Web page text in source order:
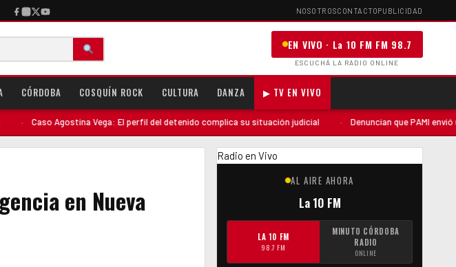
NOSOTROSCONTACTOPUBLICIDAD
EN VIVO · La 10 FM FM 98.7
ESCUCHÁ LA RADIO ONLINE
CÓRDOBA COSQUÍN ROCK CULTURA DANZA ▶ TV EN VIVO
Agostina Vega: El perfil del detenido complica su situación judicial · Denuncian que PAMI envió una
en Nueva
Radio en Vivo
AL AIRE AHORA
La 10 FM
LA 10 FM
98.7 FM
MINUTO CÓRDOBA
RADIO
ONLINE